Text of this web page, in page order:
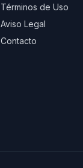
Términos de Uso
Aviso Legal
Contacto